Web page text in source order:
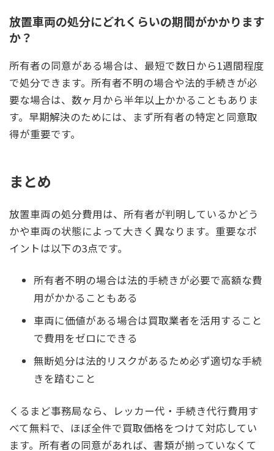
放置車両の処分にどれくらいの期間がかかります
か？
所有者の同意がある場合は、最短で数日から1週間程度
で処分できます。所有者不明の場合や法的手続きが必
要な場合は、数ヶ月から半年以上かかることもありま
す。早期解決のためには、まず所有者の特定と同意取
得が重要です。
まとめ
放置車両の処分費用は、所有者が判明しているかどう
かや車両の状態によって大きく異なります。重要なポ
イントは以下の3点です。
所有者不明の場合は法的手続きが必要で高額な費
用がかかることもある
車両に価値がある場合は買取業者を活用すること
で費用をゼロにできる
無断処分は法的リスクがあるため必ず適切な手続
きを踏むこと
くるまど事務局なら、レッカー代・手続き代行費用す
べて無料で、ほぼ全件で買取価格をつけて対応してい
ます。所有者の同意があれば、書類が揃っていなくて